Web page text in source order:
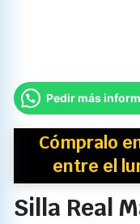
Pedir más
Cómpralo
entre el
Silla Real